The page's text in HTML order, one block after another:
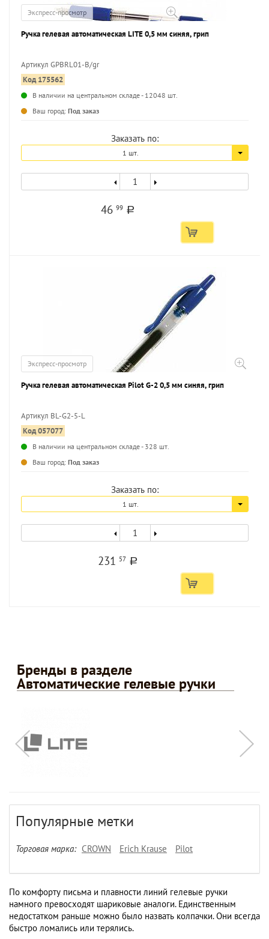
Экспресс-просмотр
Ручка гелевая автоматическая LITE 0,5 мм синяя, грип
Артикул GPBRL01-B/gr
Код 175562
В наличии на центральном складе - 12048 шт.
Ваш город: Под заказ
Заказать по:
1 шт.
4699 a
Экспресс-просмотр
Ручка гелевая автоматическая Pilot G-2 0,5 мм синяя, грип
Артикул BL-G2-5-L
Код 057077
В наличии на центральном складе - 328 шт.
Ваш город: Под заказ
Заказать по:
1 шт.
231 57 a
Бренды в разделе
Автоматические гелевые ручки
Популярные метки
Торговая марка: CROWN Erich Krause Pilot
По комфорту письма и плавности линий гелевые ручки
намного превосходят шариковые аналоги. Единственным
недостатком раньше можно было назвать колпачки. Они всегда
быстро ломались или терялись.